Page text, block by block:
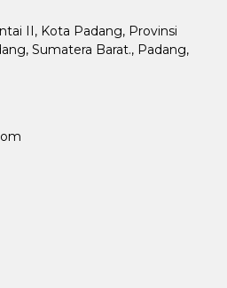
II, Kota Padang, Provinsi
Sumatera Barat., Padang,